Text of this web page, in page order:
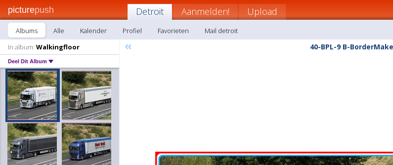
picturepush Detroit Aanmelden! Upload
Albums Alle Kalender Profiel Favorieten
Mail detroit
In album: Walkingfloor
Deel Dit Album
« 40-BPL-9 B-